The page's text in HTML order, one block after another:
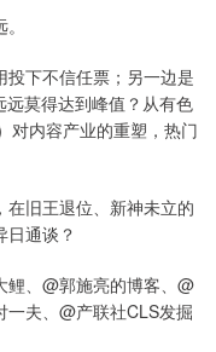
下不信任票；另一边是
莫得达到峰值？从有色
对内容产业的重塑，热门
旧王退位、新神未立的
日通谈？
鲤、@郭施亮的博客、@
夫、@产联社CLS发掘